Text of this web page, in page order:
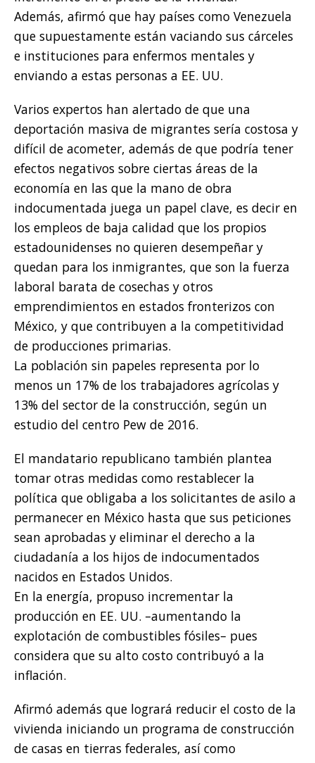
Además, afirmó que hay países como Venezuela
que supuestamente están vaciando sus cárceles
e instituciones para enfermos mentales y
enviando a estas personas a EE. UU.
Varios expertos han alertado de que una
deportación masiva de migrantes sería costosa y
difícil de acometer, además de que podría tener
efectos negativos sobre ciertas áreas de la
economía en las que la mano de obra
indocumentada juega un papel clave, es decir en
los empleos de baja calidad que los propios
estadounidenses no quieren desempeñar y
quedan para los inmigrantes, que son la fuerza
laboral barata de cosechas y otros
emprendimientos en estados fronterizos con
México, y que contribuyen a la competitividad
de producciones primarias.
La población sin papeles representa por lo
menos un 17% de los trabajadores agrícolas y
13% del sector de la construcción, según un
estudio del centro Pew de 2016.
El mandatario republicano también plantea
tomar otras medidas como restablecer la
política que obligaba a los solicitantes de asilo a
permanecer en México hasta que sus peticiones
sean aprobadas y eliminar el derecho a la
ciudadanía a los hijos de indocumentados
nacidos en Estados Unidos.
En la energía, propuso incrementar la
producción en EE. UU. –aumentando la
explotación de combustibles fósiles– pues
considera que su alto costo contribuyó a la
inflación.
Afirmó además que logrará reducir el costo de la
vivienda iniciando un programa de construcción
de casas en tierras federales, así como